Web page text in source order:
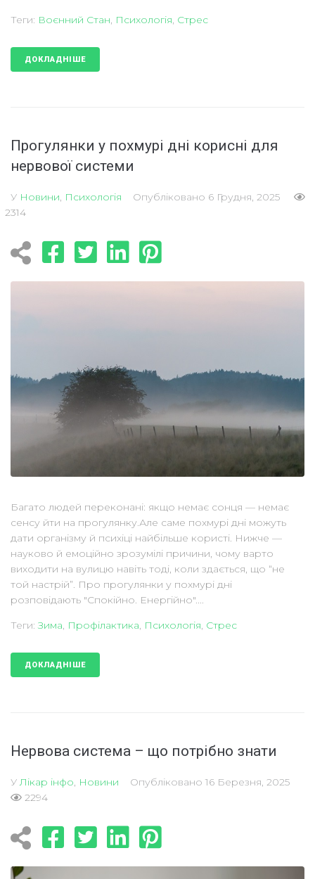
Теги: Воєнний Стан, Психологія, Стрес
ДОКЛАДНІШЕ
Прогулянки у похмурі дні корисні для
нервової системи
У Новини, Психологія Опубліковано 6 Грудня, 2025
2314
Багато людей переконані: якщо немає сонця — немає
сенсу йти на прогулянку.Але саме похмурі дні можуть
дати організму й психіці найбільше користі. Нижче —
науково й емоційно зрозумілі причини, чому варто
виходити на вулицю навіть тоді, коли здається, що “не
той настрій”. Про прогулянки у похмурі дні
розповідають "Спокійно. Енергійно"....
Теги:Зима, Профілактика, Психологія, Стрес
ДОКЛАДНІШЕ
Нервова система – що потрібно знати
УЛікар інфо, Новини Опубліковано 16 Березня, 2025
2294